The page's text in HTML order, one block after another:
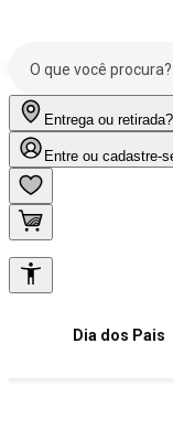
Entrega ou retirada?
Entre ou cadastre-
Dia dos Pais